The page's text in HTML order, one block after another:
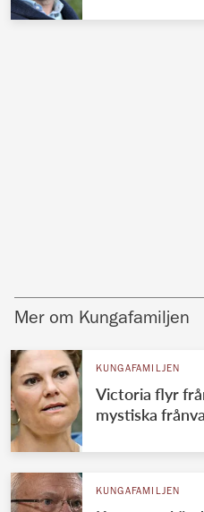
Mer om Kungafamiljen
KUNGAFAMILJEN
Victoria flyr
mystiska
KUNGAFAMILJEN